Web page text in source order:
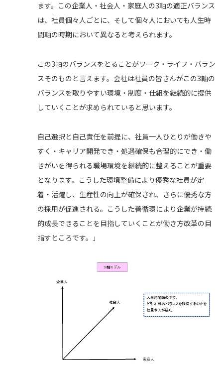
ます。この企業人・社会人・家庭人の3軸の適正バランス
は、社員個々人ごとに、そして個々人においても人生時
間軸の時期において異なると考えられます。
この3軸のバランスをとることがワーク・ライフ・バラン
スそのものと言えます。会社は社員の皆さんがこの3軸の
バランスを取りやすい環境・制度・仕組を継続的に提供
していくことが求められていると思います。
自己選択と自己責任を前提に、社員一人ひとりが働きや
すく・キャリア開発でき・処遇確保も合理的にでき・働
きがいを得られる職場環境を継続的に整えることが重要
となります。こうした環境整備により優秀な社員が定
着・活躍し、生産性の向上が確保され、さらに優秀な方
の採用が促進される。こうした善循環により企業が持続
的成長できることを目指していくことが働き方改革の目
指すところです。」